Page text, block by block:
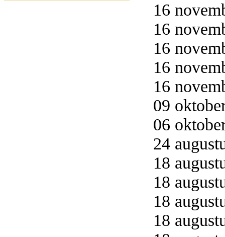
16
16
16
16
16
09
06
24
18
18
18
18